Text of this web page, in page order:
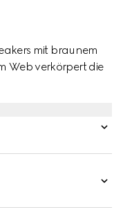
mit braunem
Web verkörpert die